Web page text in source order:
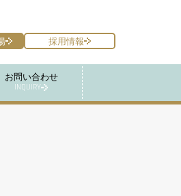
お問い合わせ
INQUIRY
採用情報